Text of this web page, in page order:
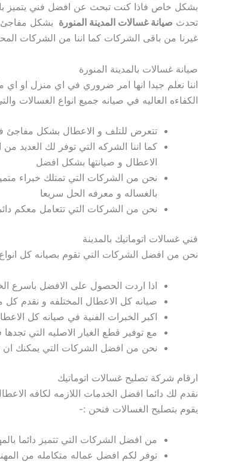
بشكل خاص فاذا كنت تبحث عن افضل فني يتميز
تحدث صيانة غسالات المدينة المنورة بشكل مفاجئ
غيرنا من باقى الشركات كما اننا من الشركات
صيانة غسالات بالمدينة المنورة
اننا نعلم جيدا انها امر ضروري في اي منزل او
الكفاءه العاليه في صيانه جميع انواع الغسالات
تتعرض للتلف و الاعطال بشكل مفاجئ
كما اننا الشركه التي توفر لك العديد
الاعطال و صيانتها بشكل افضل
نحن من الشركات التي تمتلك خبراء
بالغساله و معرفه الحل سريعا
نحن من الشركات التي تتعامل معكم
فني غسالات اتوماتيك بالمدينة
نحن من افضل الشركات التي تقوم بصيانه كل
اذا اردت الحصول على الافضل باسرع
صيانه كل الاعطال المختلفه و نقدم كل
اكبر الخبرات الفنية في صيانه كل
مع توفير قطع الغيار الاصليه التي
نحن من افضل الشركات التي يمكنك ان تتواصل
ارقام شركة تصليح غسالات اتوماتيك
نقدم لك دائما افضل الخدمات اللازمه لكافه
يقوم بتصليح الغسالات فنحن :-
من افضل الشركات التي تتميز دائما
توفر لكم افضل عماله متكامله من